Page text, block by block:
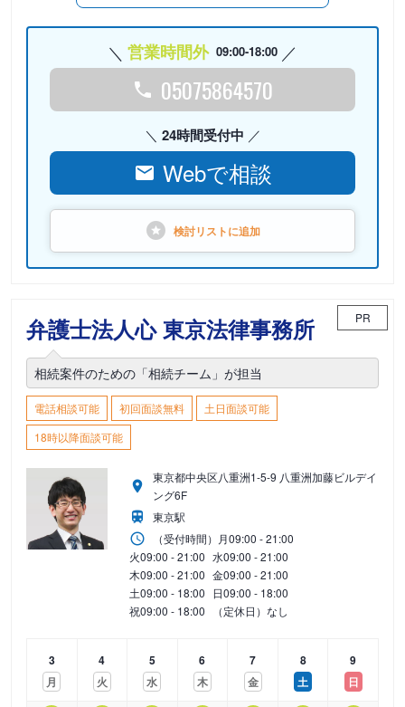
営業時間外 09:00-18:00
05075864570
24時間受付中
Webで相談
検討リストに追加
弁護士法人心 東京法律事務所 PR
相続案件のための「相続チーム」が担当
電話相談可能 初回面談無料
土日面談可能
18時以降面談可能
東京都中央区八重洲1-5-9 八重洲加藤ビルデイ
ング6F
東京駅
（受付時間） 月09:00 - 21:00
火09:00 - 21:00 水09:00 - 21:00
木09:00 - 21:00 金09:00 - 21:00
土09:00 - 18:00 日09:00 - 18:00
祝09:00 - 18:00 （定休日）なし
3
月
4
火
5
水
6
木
7
金
8
土
9
日